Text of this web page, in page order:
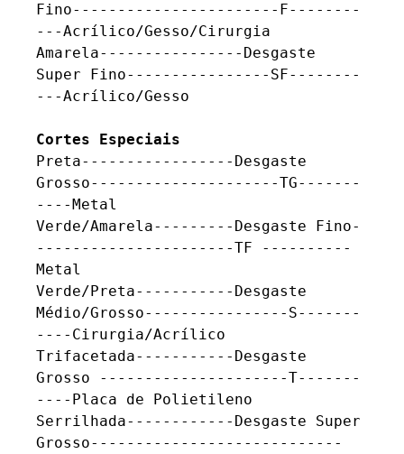
Fino-----------------------F--------
---Acrílico/Gesso/Cirurgia
Amarela----------------Desgaste
Super Fino----------------SF--------
---Acrílico/Gesso
Cortes Especiais
Preta-----------------Desgaste
Grosso---------------------TG-------
----Metal
Verde/Amarela---------Desgaste Fino-
----------------------TF ----------
Metal
Verde/Preta-----------Desgaste
Médio/Grosso----------------S-------
----Cirurgia/Acrílico
Trifacetada-----------Desgaste
Grosso ---------------------T-------
----Placa de Polietileno
Serrilhada------------Desgaste Super
Grosso----------------------------